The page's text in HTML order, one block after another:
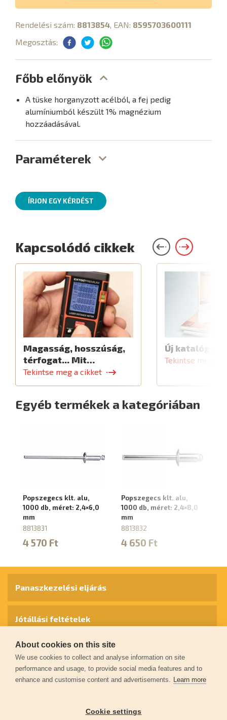
Rendelési szám: 8813854, EAN: 8595703600111
Megosztás:
Főbb előnyök
A tüske horganyzott acélból, a fej pedig
alumíniumból készült 1% magnézium
hozzáadásával.
Paraméterek
ÍRJON EGY KÉRDÉST
Kapcsolódó cikkek
Magasság, hosszúság,
térfogat... Mit…
Tekintse meg a cikket
Új katalógus
Tekintse meg a
Egyéb termékek a kategóriában
Popszegecs klt. alu,
1000 db, méret: 2,4×6,0
mm
8813831
4 570 Ft
Popszegecs klt. alu,
1000 db, méret: 2,4×8,0
mm
8813832
4 650 Ft
Panaszkezelési eljárás
Jótállási feltételek
Személyes adatok védelme
Kapcsolat
Garancia regisztráció
About cookies on this site
We use cookies to collect and analyse information on site
performance and usage, to provide social media features and to
enhance and customise content and advertisements. Learn more
Cookie settings